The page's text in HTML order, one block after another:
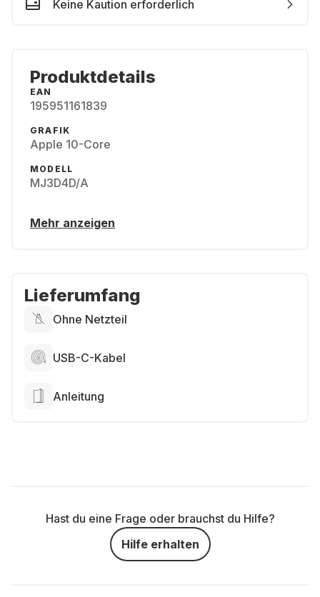
Keine Kaution erforderlich
Produktdetails
EAN
195951161839
GRAFIK
Apple 10-Core
MODELL
MJ3D4D/A
Mehr anzeigen
Lieferumfang
Ohne Netzteil
USB-C-Kabel
Anleitung
Hast du eine Frage oder brauchst du Hilfe?
Hilfe erhalten